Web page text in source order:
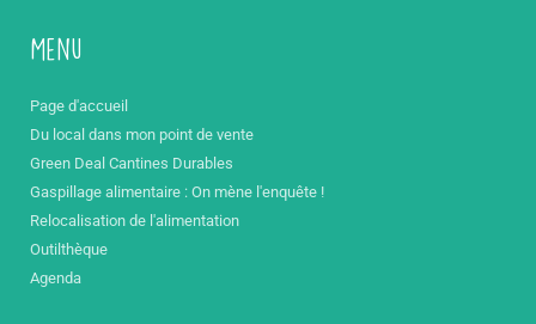
Menu
Page d'accueil
Du local dans mon point de vente
Green Deal Cantines Durables
Gaspillage alimentaire : On mène l'enquête !
Relocalisation de l'alimentation
Outilthèque
Agenda